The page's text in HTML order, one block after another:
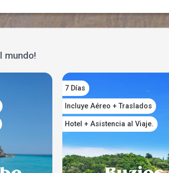
mundo!
7 Días
Incluye Aéreo + Traslados
Hotel + Asistencia al Viaje.